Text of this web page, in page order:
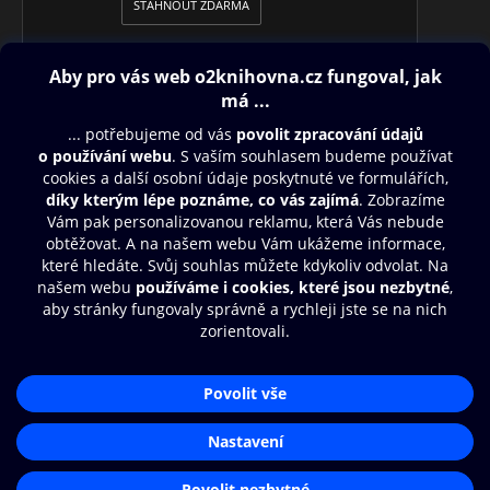
STÁHNOUT ZDARMA
Obsah ke stažení
Moje O2 Knihovna
Další zábava
© O2 Czech Republic a.s.
Zásady zpracování osobních údajů
Nastavení cookies
Aplikace O2 Knihovna
Čti a poslouchej své e-knihy a
audioknihy rychleji a pohodlněji.